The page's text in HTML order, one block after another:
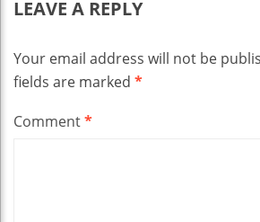
LEAVE A REPLY
Your email address will not be
fields are marked *
Comment*